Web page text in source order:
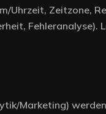
Zeitzone,
Fehleranalyse).
Marketing)